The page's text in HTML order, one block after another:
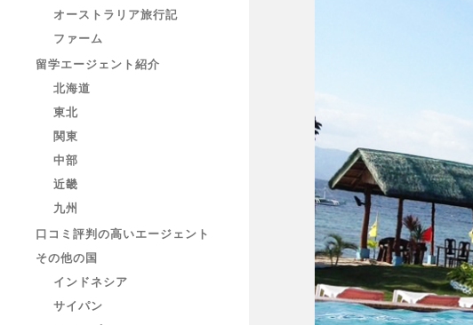
オーストラリア旅行記
ファーム
留学エージェント紹介
北海道
東北
関東
中部
近畿
九州
口コミ評判の高いエージェント
その他の国
インドネシア
サイパン